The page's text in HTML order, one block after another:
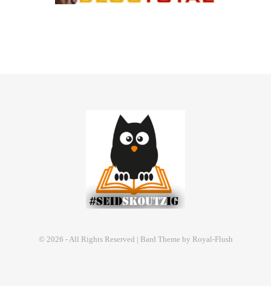
© 2026 - All Rights Reserved | Bard Theme by Royal-Flush